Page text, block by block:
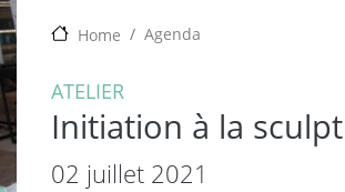
Home Agenda
ATELIER
Initiation à la
02 juillet 2021